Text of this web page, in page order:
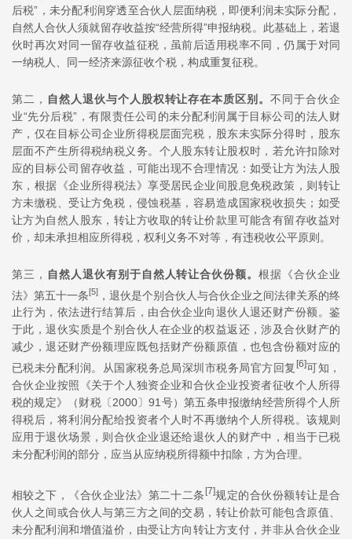
后税”，未分配利润穿透至合伙人层面纳税，即便利润未实际分配，
自然人合伙人须就留存收益按“经营所得”申报纳税。此基础上，若退
伙时再次对同一留存收益征税，虽前后适用税率不同，仍属于对同
一纳税人、同一经济来源征收个税，构成重复征税。
第二， 自然人退伙与个人股权转让存在本质区别。不同于合伙企
业“先分后税”，有限责任公司的未分配利润属于目标公司的法人财
产，仅在目标公司企业所得税层面完税，股东未实际分得时，股东
层面不产生所得税纳税义务。个人股东转让股权时，若允许扣除对
应的目标公司留存收益，可能出现不合理情况：如受让方为法人股
东，根据《企业所得税法》享受居民企业间股息免税政策，则转让
方未缴税、受让方免税，侵蚀税基，容易造成国家税收损失；如受
让方为自然人股东，转让方收取的转让价款里可能含有留存收益对
价，却未承担相应所得税，权利义务不对等，有违税收公平原则。
第三， 自然人退伙有别于自然人转让合伙份额。根据《合伙企业
法》第五十一条[5]
，退伙是个别合伙人与合伙企业之间法律关系的终
止行为，依法进行结算后，由合伙企业向退伙人退还财产份额。鉴
于此，退伙实质是个别合伙人在企业的权益返还，涉及合伙财产的
减少，退还财产份额理应既包括财产份额原值，也包含份额对应的
已税未分配利润。从国家税务总局深圳市税务局官方回复 [6]可知，
合伙企业按照《关于个人独资企业和合伙企业投资者征收个人所得
税的规定》（财税〔2000〕91号）第五条申报缴纳经营所得个人所
得税后，将利润分配给投资者个人时不再缴纳个人所得税。该规则
应用于退伙场景，则合伙企业退还给退伙人的财产中，相当于已税
未分配利润的部分，应当从应纳税所得额中扣除，方为合理。
相较之下，《合伙企业法》第二十二条 [7]规定的合伙份额转让是合
伙人之间或合伙人与第三方之间的交易，转让价款可能包含原值、
未分配利润和增值溢价，由受让方向转让方支付，并非从合伙企业